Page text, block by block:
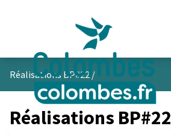
Réalisations BP#22/
Réalisations BP#22